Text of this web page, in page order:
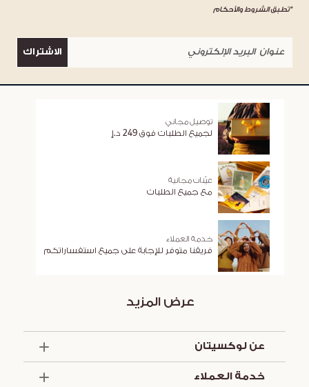
*تطبق الشروط والأحكام
الاشتراك
توصيل مجاني
لجميع الطلبات فوق 249 د.إ
عيّنات مجانية
مع جميع الطلبات
خدمة العملاء
فريقنا متوفر للإجابة على جميع استفساراتكم
عرض المزيد
عن لوكسيتان
خدمة العملاء